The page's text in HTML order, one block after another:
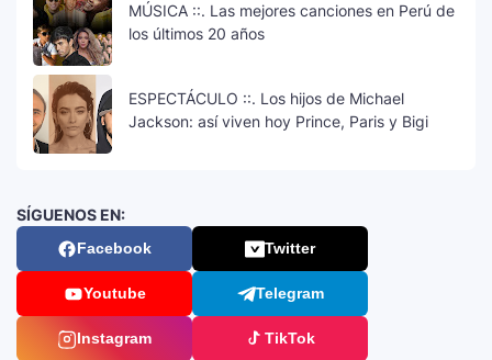
MÚSICA ::. Las mejores canciones en Perú de
los últimos 20 años
ESPECTÁCULO ::. Los hijos de Michael
Jackson: así viven hoy Prince, Paris y Bigi
SÍGUENOS EN:
Facebook Twitter
Youtube Telegram
Instagram TikTok